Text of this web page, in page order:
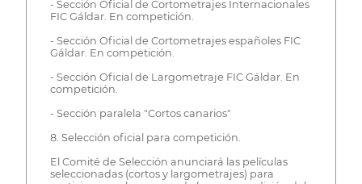
- Sección Oficial de Cortometrajes Internacionales
FIC Gáldar. En competición.
- Sección Oficial de Cortometrajes españoles FIC
Gáldar. En competición.
- Sección Oficial de Largometraje FIC Gáldar. En
competición.
- Sección paralela "Cortos canarios"
8. Selección oficial para competición.
El Comité de Selección anunciará las películas
seleccionadas (cortos y largometrajes) para